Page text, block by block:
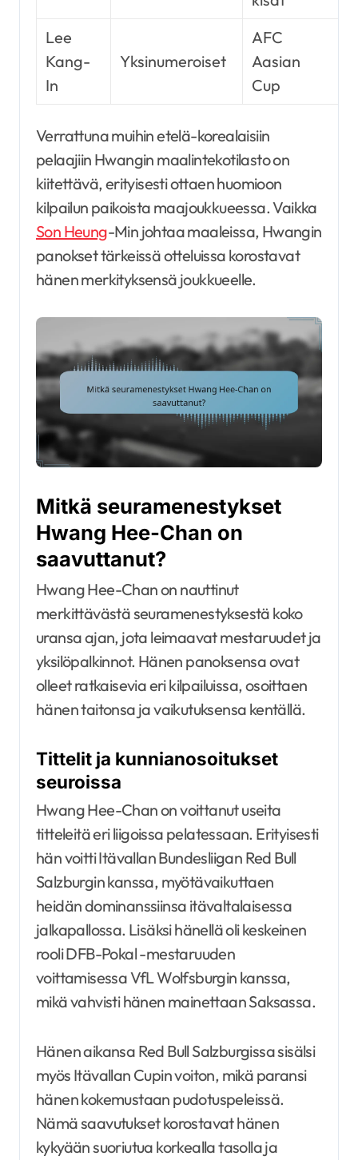
Lee
Kang-
In
Yksinumeroiset
AFC
Aasian
Cup
Verrattuna muihin etelä-korealaisiin
pelaajiin Hwangin maalintekotilasto on
kiitettävä, erityisesti ottaen huomioon
kilpailun paikoista maajoukkueessa. Vaikka
Son Heung-Min johtaa maaleissa, Hwangin
panokset tärkeissä otteluissa korostavat
hänen merkityksensä joukkueelle.
Mitkä seuramenestykset
Hwang Hee-Chan on
saavuttanut?
Hwang Hee-Chan on nauttinut
merkittävästä seuramenestyksestä koko
uransa ajan, jota leimaavat mestaruudet ja
yksilöpalkinnot. Hänen panoksensa ovat
olleet ratkaisevia eri kilpailuissa, osoittaen
hänen taitonsa ja vaikutuksensa kentällä.
Tittelit ja kunnianosoitukset
seuroissa
Hwang Hee-Chan on voittanut useita
titteleitä eri liigoissa pelatessaan. Erityisesti
hän voitti Itävallan Bundesliigan Red Bull
Salzburgin kanssa, myötävaikuttaen
heidän dominanssiinsa itävaltalaisessa
jalkapallossa. Lisäksi hänellä oli keskeinen
rooli DFB-Pokal -mestaruuden
voittamisessa VfL Wolfsburgin kanssa,
mikä vahvisti hänen mainettaan Saksassa.
Hänen aikansa Red Bull Salzburgissa sisälsi
myös Itävallan Cupin voiton, mikä paransi
hänen kokemustaan pudotuspeleissä.
Nämä saavutukset korostavat hänen
kykyään suoriutua korkealla tasolla ja